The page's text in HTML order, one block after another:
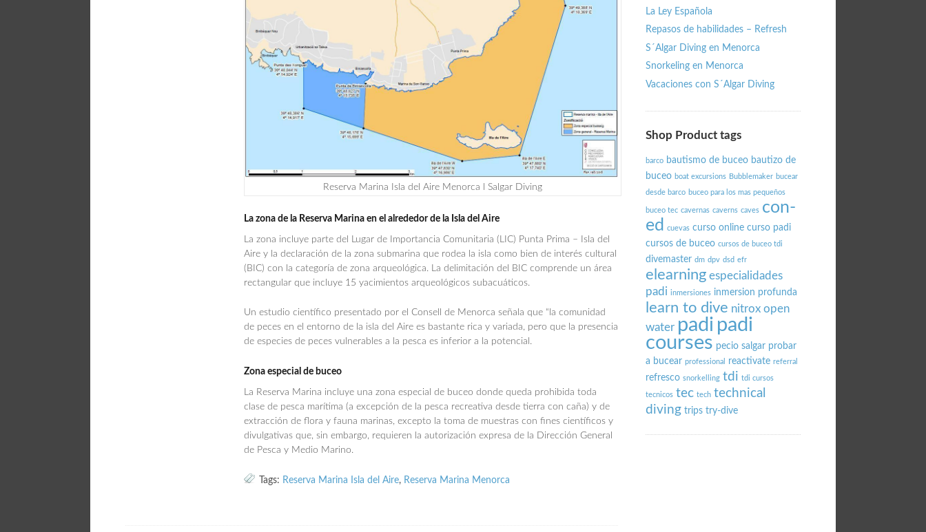
Reserva Marina Isla del Aire Menorca l Salgar Diving
La zona de la Reserva Marina en el alrededor de la Isla del Aire
La zona incluye parte del Lugar de Importancia Comunitaria (LIC) Punta Prima – Isla del
Aire y la declaración de la zona submarina que rodea la isla como bien de interés cultural
(BIC) con la categoría de zona arqueológica. La delimitación del BIC comprende un área
rectangular que incluye 15 yacimientos arqueológicos subacuáticos.
Un estudio científico presentado por el Consell de Menorca señala que “la comunidad
de peces en el entorno de la isla del Aire es bastante rica y variada, pero que la presencia
de especies de peces vulnerables a la pesca es inferior a la potencial.
Zona especial de buceo
La Reserva Marina incluye una zona especial de buceo donde queda prohibida toda
clase de pesca marítima (a excepción de la pesca recreativa desde tierra con caña) y de
extracción de flora y fauna marinas, excepto la toma de muestras con fines científicos y
divulgativas que, sin embargo, requieren la autorización expresa de la Dirección General
de Pesca y Medio Marino.
Tags: Reserva Marina Isla del Aire, Reserva Marina Menorca
La Ley Española
Repasos de habilidades – Refresh
S´Algar Diving en Menorca
Snorkeling en Menorca
Vacaciones con S´Algar Diving
Shop Product tags
barco bautismo de buceo bautizo de
buceo boat excursions Bubblemaker bucear
desde barco buceo para los mas pequeños
buceo tec cavernas caverns caves con-
ed
cuevas curso online curso padi
cursos de buceo cursos de buceo tdi
divemaster dm dpv dsd efr
elearning especialidades
padi inmersiones inmersion profunda
learn to dive nitrox open
water padi padi
courses pecio salgar probar
a bucear professional reactivate referral
refresco snorkelling tdi tdi cursos
tecnicos tec tech technical
diving trips try-dive